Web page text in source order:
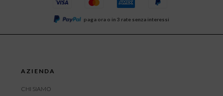
paga ora o in 3 rate senza interessi
AZIENDA
CHI SIAMO